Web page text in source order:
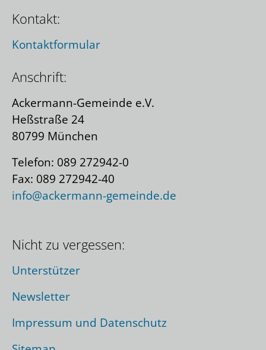
Kontakt:
Kontaktformular
Anschrift:
Ackermann-Gemeinde e.V.
Heßstraße 24
80799 München
Telefon: 089 272942-0
Fax: 089 272942-40
info@ackermann-gemeinde.de
Nicht zu vergessen:
Unterstützer
Newsletter
Impressum und Datenschutz